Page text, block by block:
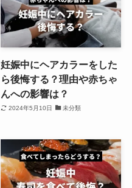
妊娠中にヘアカラーをした
ら後悔する？理由や赤ちゃ
んへの影響は？
2024年5月10日 未分類